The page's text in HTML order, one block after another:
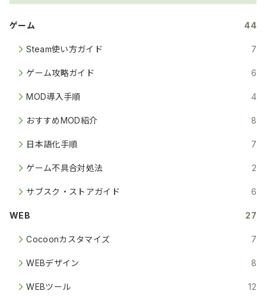
ゲーム 44
Steam使い方ガイド 7
ゲーム攻略ガイド 6
MOD導入手順 4
おすすめMOD紹介 8
日本語化手順 7
ゲーム不具合対処法 2
サブスク・ストアガイド 6
WEB 27
Cocoonカスタマイズ 7
WEBデザイン 8
WEBツール 12